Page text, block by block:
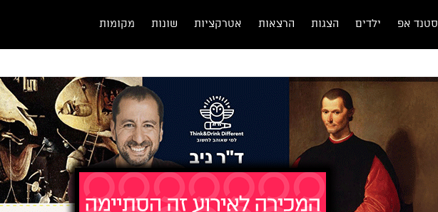
סטנד אפ ילדים הצגות הרצאות אטרקציות שונות מקומות